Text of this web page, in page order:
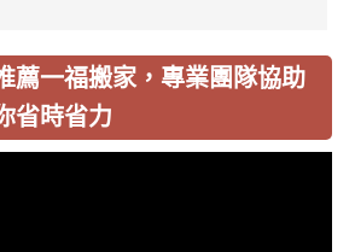
薦一福搬家，專業團隊協助
省時省力